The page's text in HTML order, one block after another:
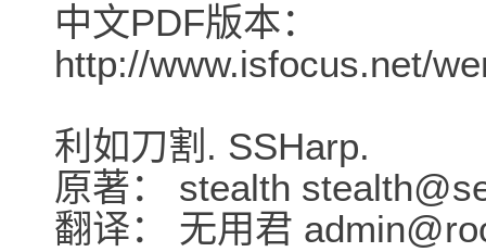
中文PDF版本：
http://www.isfocus.net/
利如刀割. SSHarp.
原著： stealth
翻译： 无用君